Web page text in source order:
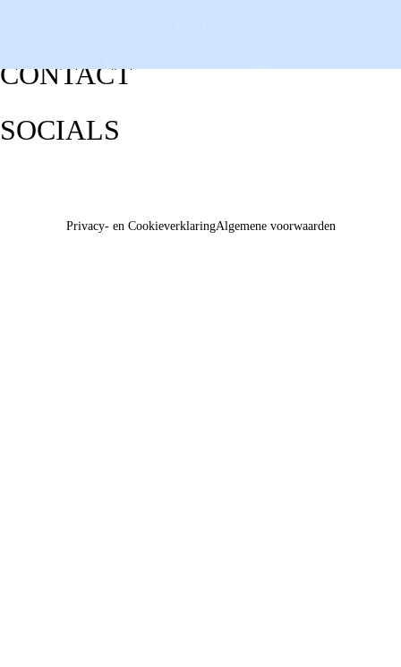
CONTACT
SOCIALS
Privacy- en CookieverklaringAlgemene voorwaarden